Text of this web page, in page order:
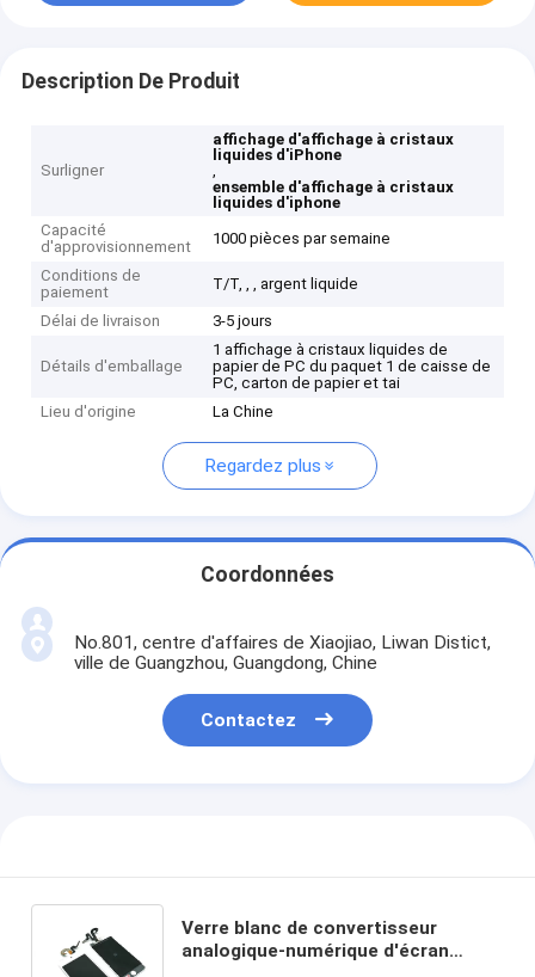
Description De Produit
Surligner
affichage d'affichage à cristaux
liquides d'iPhone
,
ensemble d'affichage à cristaux
liquides d'iphone
Capacité
d'approvisionnement
1000 pièces par semaine
Conditions de
paiement
T/T, , , argent liquide
Délai de livraison 3-5 jours
Détails d'emballage
1 affichage à cristaux liquides de
papier de PC du paquet 1 de caisse de
PC, carton de papier et tai
Lieu d'origine
La Chine
Regardez plus
Coordonnées
No.801, centre d'affaires de Xiaojiao, Liwan Distict,
ville de Guangzhou, Guangdong, Chine
Contactez
Verre blanc de convertisseur
analogique-numérique d'écran